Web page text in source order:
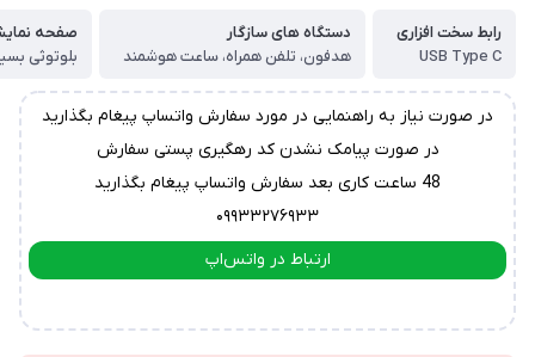
رابط سخت افزاری
USB Type C
دستگاه های سازگار
هدفون، تلفن همراه، ساعت هوشمند
صفحه
بلوتوثی
در صورت نیاز به راهنمایی در مورد سفارش واتساپ پیغام بگذارید
در صورت پیامک نشدن کد رهگیری پستی سفارش
48 ساعت کاری بعد سفارش واتساپ پیغام بگذارید
۰۹۹۳۳۲۷۶۹۳۳
ارتباط در واتس‌اپ